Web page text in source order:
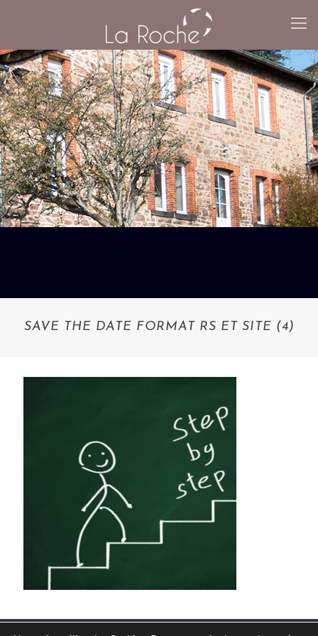
SAVE THE DATE FORMAT RS ET SITE (4)